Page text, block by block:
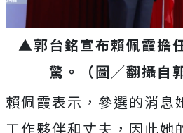
▲郭台銘宣布賴佩霞擔
驚。
（圖／翻攝自
賴佩霞表示，參選的消息
工作夥伴和丈夫，因此她